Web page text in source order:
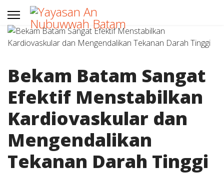
Bekam Batam Sangat
Efektif Menstabilkan
Kardiovaskular dan
Mengendalikan
Tekanan Darah Tinggi